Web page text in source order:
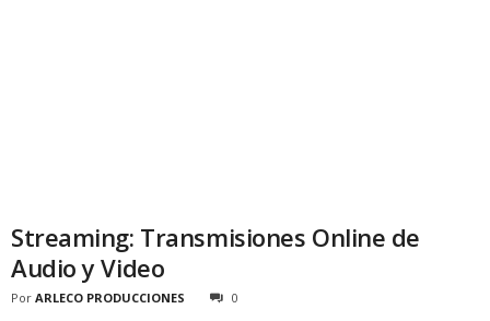
Streaming: Transmisiones Online de
Audio y Video
Por ARLECO PRODUCCIONES 0